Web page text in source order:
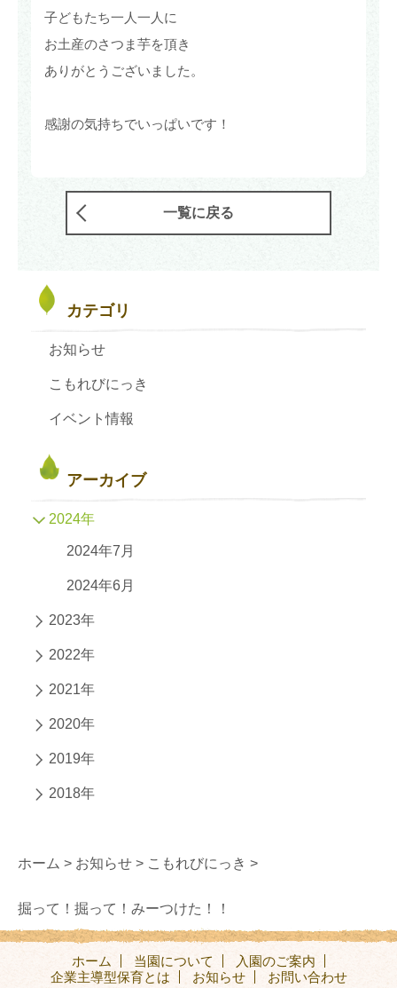
子どもたち一人一人に
お土産のさつま芋を頂き
ありがとうございました。
感謝の気持ちでいっぱいです！
一覧に戻る
カテゴリ
お知らせ
こもれびにっき
イベント情報
アーカイブ
2024年
2024年7月
2024年6月
2023年
2022年
2021年
2020年
2019年
2018年
ホーム > お知らせ > こもれびにっき >
掘って！掘って！みーつけた！！
ホーム 当園について
入園のご案内
企業主導型保育とは
お知らせ お問い合わせ